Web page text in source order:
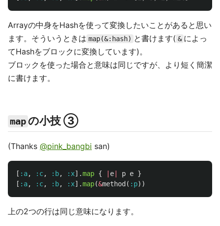
Arrayの中身をHashを使って変換したいことがあると思い
ます。そういうときは map(&:hash) と書けます( & によっ
てHashをブロックに変換しています)。
ブロックを使った場合と意味は同じですが、より短く簡潔
に書けます。
mapの小技 ③
(Thanks @pink_bangbi san)
[ :a, :c, :b, :x].map { e p e }
[ :a, :c, :b, :x].map(&method ( :p))
上の2つの行は同じ意味になります。